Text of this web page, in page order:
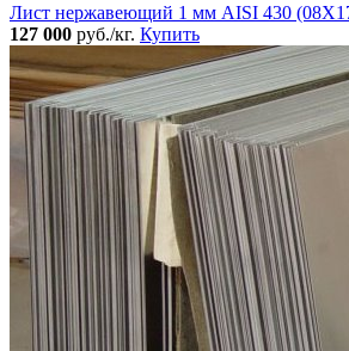
Лист нержавеющий 1 мм AISI 430
127 000 руб./кг. Купить